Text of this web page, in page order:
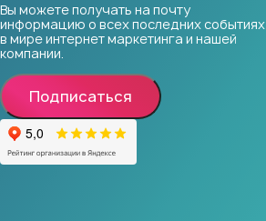
Вы можете получать на почту
информацию о всех последних событиях
в мире интернет маркетинга и нашей
компании.
Подписаться